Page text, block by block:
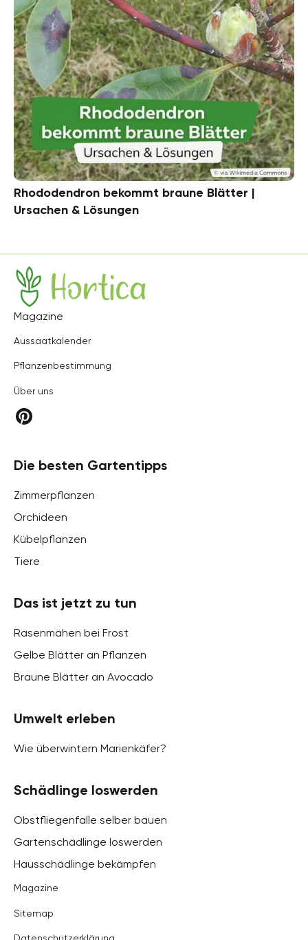
Rhododendron bekommt braune Blätter |
Ursachen & Lösungen
Hortica
Magazine
Aussaatkalender
Pflanzenbestimmung
Über uns
Die besten Gartentipps
Zimmerpflanzen
Orchideen
Kübelpflanzen
Tiere
Das ist jetzt zu tun
Rasenmähen bei Frost
Gelbe Blätter an Pflanzen
Braune Blätter an Avocado
Umwelt erleben
Wie überwintern Marienkäfer?
Schädlinge loswerden
Obstfliegenfalle selber bauen
Gartenschädlinge loswerden
Hausschädlinge bekämpfen
Magazine
Sitemap